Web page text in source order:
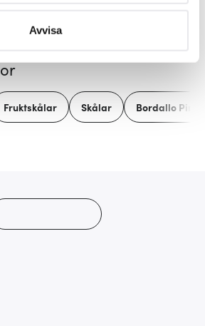
tillbaka ditt samtycke när som
för att innehållet och annonserna
som vi tror att du tycker om. Det
vår trafik och göra
Avvisa
Fruktskålar Skålar Bordallo